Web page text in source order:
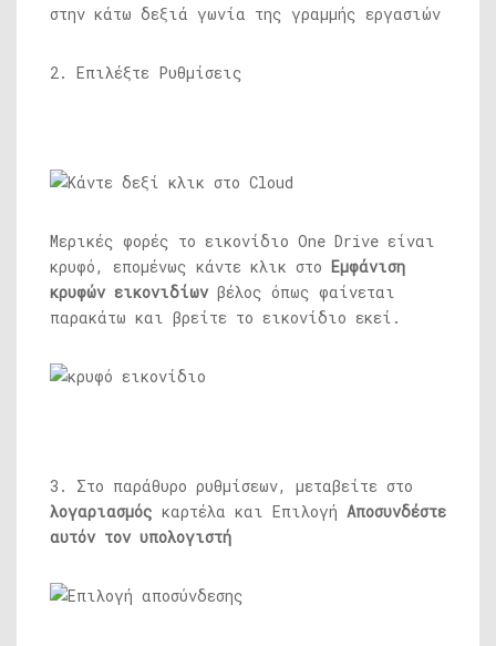
στην κάτω δεξιά γωνία της γραμμής εργασιών
2. Επιλέξτε Ρυθμίσεις
Μερικές φορές το εικονίδιο One Drive είναι
κρυφό, επομένως κάντε κλικ στο Εμφάνιση
κρυφών εικονιδίων βέλος όπως φαίνεται
παρακάτω και βρείτε το εικονίδιο εκεί.
3. Στο παράθυρο ρυθμίσεων, μεταβείτε στο
λογαριασμός καρτέλα και Επιλογή Αποσυνδέστε
αυτόν τον υπολογιστή